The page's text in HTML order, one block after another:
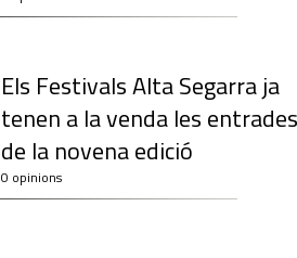
Els Festivals Alta Segarra ja
tenen a la venda les entrades
de la novena edició
0 opinions